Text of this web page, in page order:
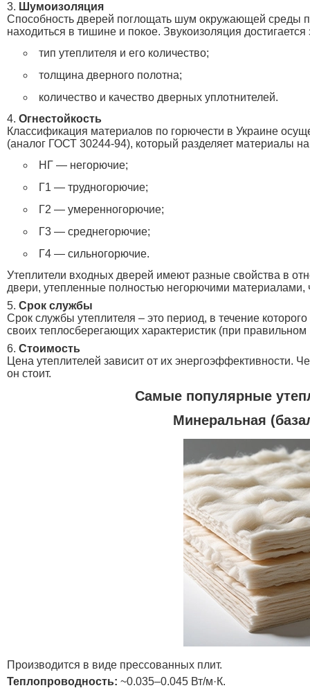
Шумоизоляция
Способность дверей поглощать шум окружающей среды
находиться в тишине и покое. Звукоизоляция достигается
тип утеплителя и его количество;
толщина дверного полотна;
количество и качество дверных уплотнителей.
Огнестойкость
Классификация материалов по горючести в Украине
(аналог ГОСТ 30244-94), который разделяет материалы
НГ — негорючие;
Г1 — трудногорючие;
Г2 — умеренногорючие;
Г3 — среднегорючие;
Г4 — сильногорючие.
Утеплители входных дверей имеют разные свойства в
двери, утепленные полностью негорючими материалами,
Срок службы
Срок службы утеплителя – это период, в течение
своих теплосберегающих характеристик (при
Стоимость
Цена утеплителей зависит от их энергоэффективности.
он стоит.
Самые популярные
Минеральная
Производится в виде прессованных плит.
Теплопроводность: ~0.035–0.045 Вт/м·К.